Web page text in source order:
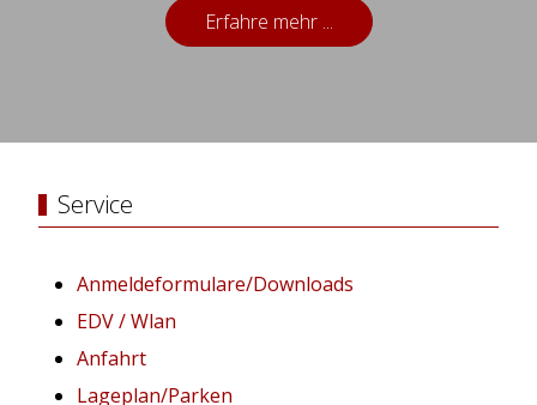
Erfahre mehr ...
Service
Anmeldeformulare/Downloads
EDV / Wlan
Anfahrt
Lageplan/Parken